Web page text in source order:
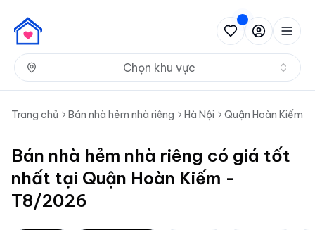
Chọn khu vực
Trang chủ Bán nhà hẻm nhà riêng Hà Nội Quận Hoàn Kiếm
Bán nhà hẻm nhà riêng có giá tốt
nhất tại Quận Hoàn Kiếm -
T8/2026